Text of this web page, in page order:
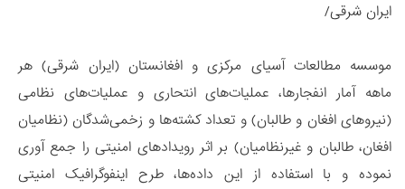
ایران شرقی/
موسسه مطالعات آسیای مرکزی و افغانستان (ایران شرقی) هر
ماهه آمار انفجارها، عملیات‌های انتحاری و عملیات‌های نظامی
(نیروهای افغان و طالبان) و تعداد کشته‌ها و زخمی‌شدگان (نظامیان
افغان، طالبان و غیرنظامیان) بر اثر رویدادهای امنیتی را جمع آوری
نموده و با استفاده از این داده‌ها، طرح اینفوگرافیک امنیتی